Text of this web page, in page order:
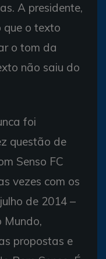
A presidente,
que o texto
o tom da
não saiu do
foi
questão de
Senso FC
vezes com os
de 2014 –
Mundo,
propostas e